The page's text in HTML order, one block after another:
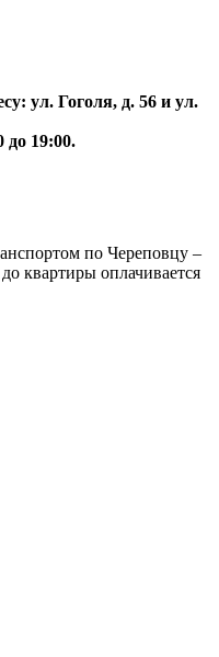
ул. Гоголя, д. 56 и ул.
до 19:00.
по Череповцу –
квартиры оплачивается